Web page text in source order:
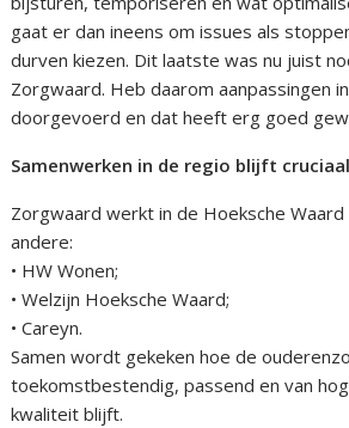
gaat er dan ineens om issues als
durven kiezen. Dit laatste was nu juist
Zorgwaard. Heb daarom aanpassingen
doorgevoerd en dat heeft erg goed
Samenwerken in de regio blijft cruciaal
Zorgwaard werkt in de Hoeksche
andere:
• HW Wonen;
• Welzijn Hoeksche Waard;
• Careyn.
Samen wordt gekeken hoe de
toekomstbestendig, passend en van
kwaliteit blijft.